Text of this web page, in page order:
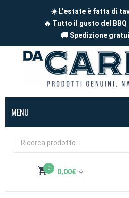
☀️ L'estate è fatta di
🔥 Tutto il gusto del BBQ
🚚 Spedizione
MENU
BOX
FORMAGGI
0 0,00€